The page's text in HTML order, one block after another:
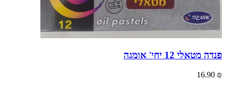
פנדה מטאלי 12 יחי' אומגה
16.90 ₪